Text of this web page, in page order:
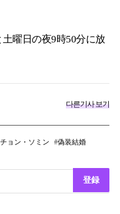
土曜日の夜9時50分に放
다른기사 보기
チョン・ソミン
偽装結婚
登録